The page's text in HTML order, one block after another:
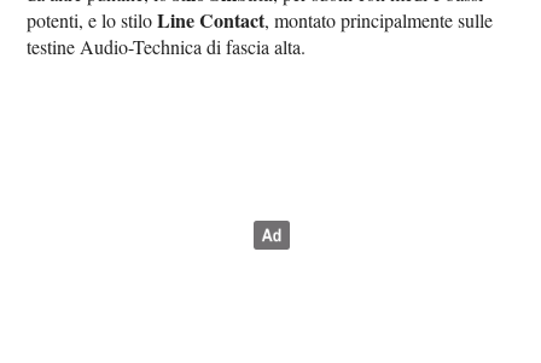
potenti, e lo stiloLine Contact, montato principalmente sulle
testine Audio-Technica di fascia alta.